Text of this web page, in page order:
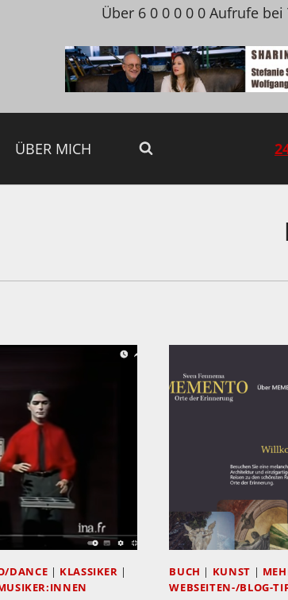
Über 6 0 0 0 0 0 Aufrufe
ÜBER MICH
DANCE | KLASSIKER |
BUCH | KUNST |
WEBSEITEN-/BLOG-